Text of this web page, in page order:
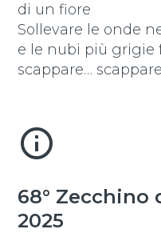
di un fiore
Sollevare le onde
e le nubi più grigie
scappare…
info_outline
68° Zecchino
2025